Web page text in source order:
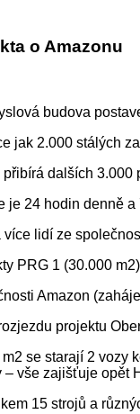
o Amazonu
budova
jak 2.000 stálých
přibírá dalších 3.000
je 24 hodin denně a
lidí ze
PRG 1 (30.000
Amazon
projektu
se starají 2
– vše zajišťuje opět
15 strojů a